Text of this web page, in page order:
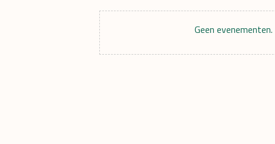
Geen evenementen.